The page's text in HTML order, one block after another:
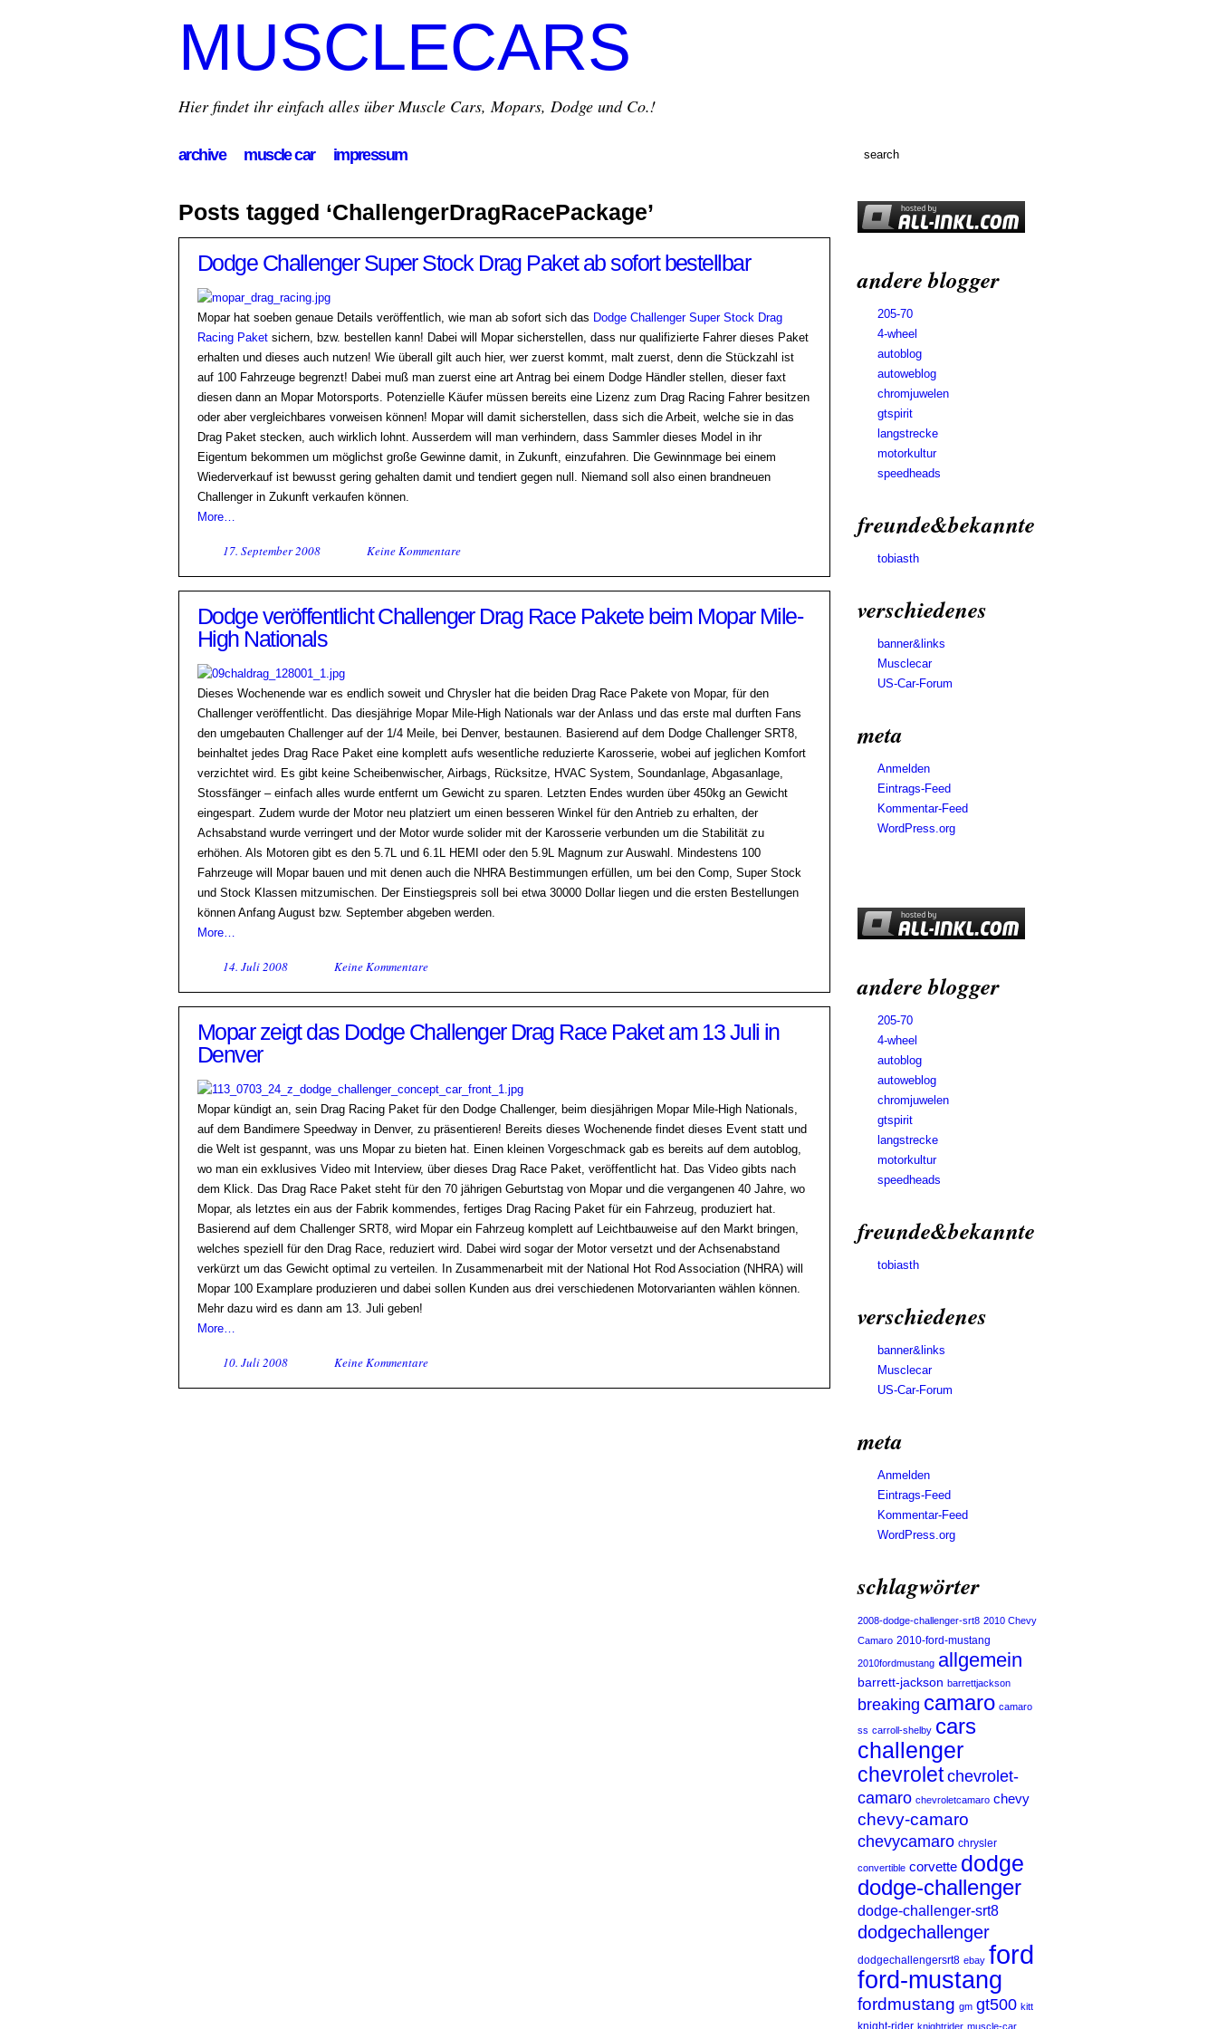
MUSCLECARS
Hier findet ihr einfach alles über Muscle Cars, Mopars, Dodge und Co.!
archive muscle car impressum
andere blogger
205-70
4-wheel
autoblog
autoweblog
chromjuwelen
gtspirit
langstrecke
motorkultur
speedheads
freunde&bekannte
tobiasth
verschiedenes
banner&links
Musclecar
US-Car-Forum
meta
Anmelden
Eintrags-Feed
Kommentar-Feed
WordPress.org
andere blogger
205-70
4-wheel
autoblog
autoweblog
chromjuwelen
gtspirit
langstrecke
motorkultur
speedheads
freunde&bekannte
tobiasth
verschiedenes
banner&links
Musclecar
US-Car-Forum
meta
Anmelden
Eintrags-Feed
Kommentar-Feed
WordPress.org
schlagwörter
2008-dodge-challenger-srt8 2010 Chevy
Camaro 2010-ford-mustang
2010fordmustang allgemein
barrett-jackson barrettjackson
breaking camaro camaro
ss carroll-shelby cars
challenger
chevrolet chevrolet-
camaro chevroletcamaro chevy
chevy-camaro
chevycamaro chrysler
convertible corvette dodge
dodge-challenger
dodge-challenger-srt8
dodgechallenger
dodgechallengersrt8 ebay ford
ford-mustang
fordmustang gm gt500 kitt
knight-rider knightrider muscle-car
Posts tagged ‘ChallengerDragRacePackage’
Dodge Challenger Super Stock Drag Paket ab sofort bestellbar
Mopar hat soeben genaue Details veröffentlich, wie man ab sofort sich das Dodge Challenger Super Stock Drag
Racing Paket sichern, bzw. bestellen kann! Dabei will Mopar sicherstellen, dass nur qualifizierte Fahrer dieses Paket
erhalten und dieses auch nutzen! Wie überall gilt auch hier, wer zuerst kommt, malt zuerst, denn die Stückzahl ist
auf 100 Fahrzeuge begrenzt! Dabei muß man zuerst eine art Antrag bei einem Dodge Händler stellen, dieser faxt
diesen dann an Mopar Motorsports. Potenzielle Käufer müssen bereits eine Lizenz zum Drag Racing Fahrer besitzen
oder aber vergleichbares vorweisen können! Mopar will damit sicherstellen, dass sich die Arbeit, welche sie in das
Drag Paket stecken, auch wirklich lohnt. Ausserdem will man verhindern, dass Sammler dieses Model in ihr
Eigentum bekommen um möglichst große Gewinne damit, in Zukunft, einzufahren. Die Gewinnmage bei einem
Wiederverkauf ist bewusst gering gehalten damit und tendiert gegen null. Niemand soll also einen brandneuen
Challenger in Zukunft verkaufen können.
More…
17. September 2008 Keine Kommentare
Dodge veröffentlicht Challenger Drag Race Pakete beim Mopar Mile-
High Nationals
Dieses Wochenende war es endlich soweit und Chrysler hat die beiden Drag Race Pakete von Mopar, für den
Challenger veröffentlicht. Das diesjährige Mopar Mile-High Nationals war der Anlass und das erste mal durften Fans
den umgebauten Challenger auf der 1/4 Meile, bei Denver, bestaunen. Basierend auf dem Dodge Challenger SRT8,
beinhaltet jedes Drag Race Paket eine komplett aufs wesentliche reduzierte Karosserie, wobei auf jeglichen Komfort
verzichtet wird. Es gibt keine Scheibenwischer, Airbags, Rücksitze, HVAC System, Soundanlage, Abgasanlage,
Stossfänger – einfach alles wurde entfernt um Gewicht zu sparen. Letzten Endes wurden über 450kg an Gewicht
eingespart. Zudem wurde der Motor neu platziert um einen besseren Winkel für den Antrieb zu erhalten, der
Achsabstand wurde verringert und der Motor wurde solider mit der Karosserie verbunden um die Stabilität zu
erhöhen. Als Motoren gibt es den 5.7L und 6.1L HEMI oder den 5.9L Magnum zur Auswahl. Mindestens 100
Fahrzeuge will Mopar bauen und mit denen auch die NHRA Bestimmungen erfüllen, um bei den Comp, Super Stock
und Stock Klassen mitzumischen. Der Einstiegspreis soll bei etwa 30000 Dollar liegen und die ersten Bestellungen
können Anfang August bzw. September abgeben werden.
More…
14. Juli 2008 Keine Kommentare
Mopar zeigt das Dodge Challenger Drag Race Paket am 13 Juli in
Denver
Mopar kündigt an, sein Drag Racing Paket für den Dodge Challenger, beim diesjährigen Mopar Mile-High Nationals,
auf dem Bandimere Speedway in Denver, zu präsentieren! Bereits dieses Wochenende findet dieses Event statt und
die Welt ist gespannt, was uns Mopar zu bieten hat. Einen kleinen Vorgeschmack gab es bereits auf dem autoblog,
wo man ein exklusives Video mit Interview, über dieses Drag Race Paket, veröffentlicht hat. Das Video gibts nach
dem Klick. Das Drag Race Paket steht für den 70 jährigen Geburtstag von Mopar und die vergangenen 40 Jahre, wo
Mopar, als letztes ein aus der Fabrik kommendes, fertiges Drag Racing Paket für ein Fahrzeug, produziert hat.
Basierend auf dem Challenger SRT8, wird Mopar ein Fahrzeug komplett auf Leichtbauweise auf den Markt bringen,
welches speziell für den Drag Race, reduziert wird. Dabei wird sogar der Motor versetzt und der Achsenabstand
verkürzt um das Gewicht optimal zu verteilen. In Zusammenarbeit mit der National Hot Rod Association (NHRA) will
Mopar 100 Examplare produzieren und dabei sollen Kunden aus drei verschiedenen Motorvarianten wählen können.
Mehr dazu wird es dann am 13. Juli geben!
More…
10. Juli 2008 Keine Kommentare